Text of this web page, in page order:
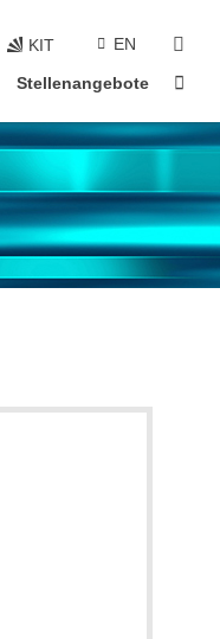
KIT EN
Stellenangebote